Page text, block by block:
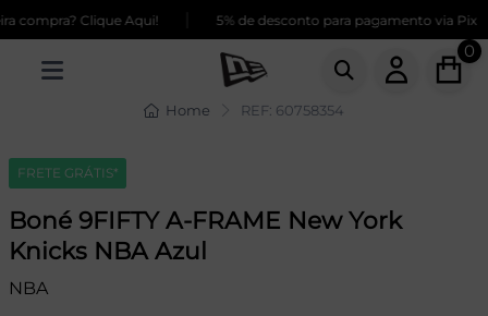
Clique Aqui! 5% de desconto para pagamento via Pix
0
Home REF: 60758354
FRETE GRÁTIS*
Boné 9FIFTY A-FRAME New York
Knicks NBA Azul
NBA